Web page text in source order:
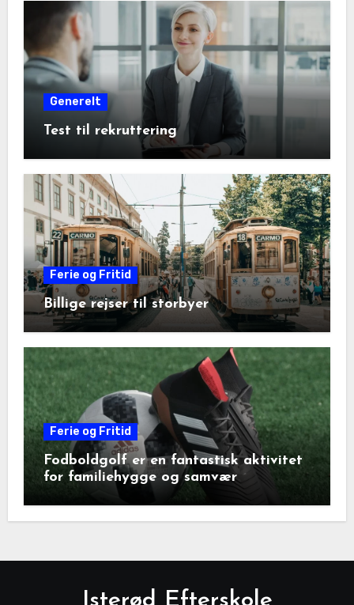
Generelt
Test til rekruttering
Ferie og Fritid
Billige rejser til storbyer
Ferie og Fritid
Fodboldgolf er en fantastisk aktivitet
for familiehygge og samvær